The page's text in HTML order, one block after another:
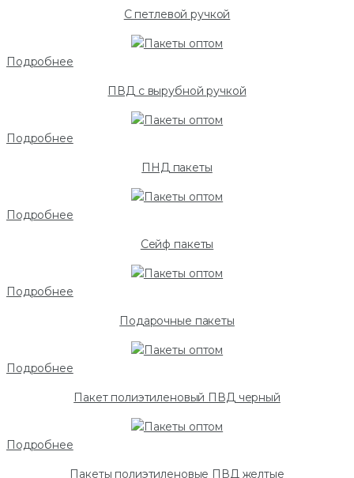
С петлевой ручкой
Подробнее
ПВД с вырубной ручкой
Подробнее
ПНД пакеты
Подробнее
Сейф пакеты
Подробнее
Подарочные пакеты
Подробнее
Пакет полиэтиленовый ПВД черный
Подробнее
Пакеты полиэтиленовые ПВД желтые